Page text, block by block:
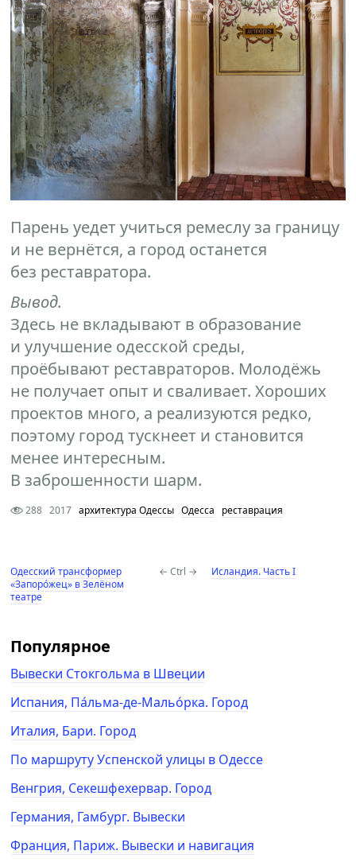
Парень уедет учиться ремеслу за границу
и не вернётся, а город останется
без реставратора.
Вывод.
Здесь не вкладывают в образование
и улучшение одесской среды,
проёбывают реставраторов. Молодёжь
не получает опыт и сваливает. Хороших
проектов много, а реализуются редко,
поэтому город тускнеет и становится
менее интересным.
В заброшенности шарм.
288 2017 архитектура Одессы Одесса реставрация
Одесский трансформер
«Запоро́жец» в Зелёном
театре
← Ctrl → Исландия. Часть I
Популярное
Вывески Стокгольма в Швеции
Испания, Па́льма-де-Мальо́рка. Город
Италия, Бари. Город
По маршруту Успенской улицы в Одессе
Венгрия, Секешфехервар. Город
Германия, Гамбург. Вывески
Франция, Париж. Вывески и навигация